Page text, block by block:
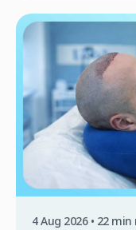
significative pour
rapide La greffe
est possible
donneuse est
médicale
techniques FUE
4 Aug 2026 • 22